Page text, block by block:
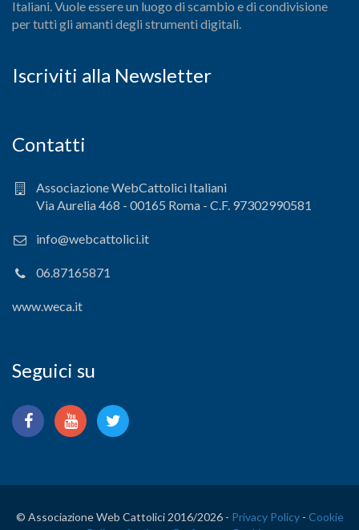
Italiani. Vuole essere un luogo di scambio e di condivisione
per tutti gli amanti degli strumenti digitali.
Iscriviti alla Newsletter
Contatti
Associazione WebCattolici Italiani
Via Aurelia 468 - 00165 Roma - C.F. 97302990581
info@webcattolici.it
06.87165871
www.weca.it
Seguici su
© Associazione Web Cattolici 2016/2026 - Privacy Policy- Cookie